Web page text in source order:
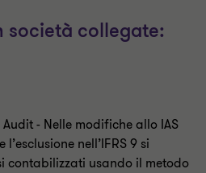
società collegate:
- Nelle modifiche allo IAS
nell’IFRS 9 si
contabilizzati usando il metodo